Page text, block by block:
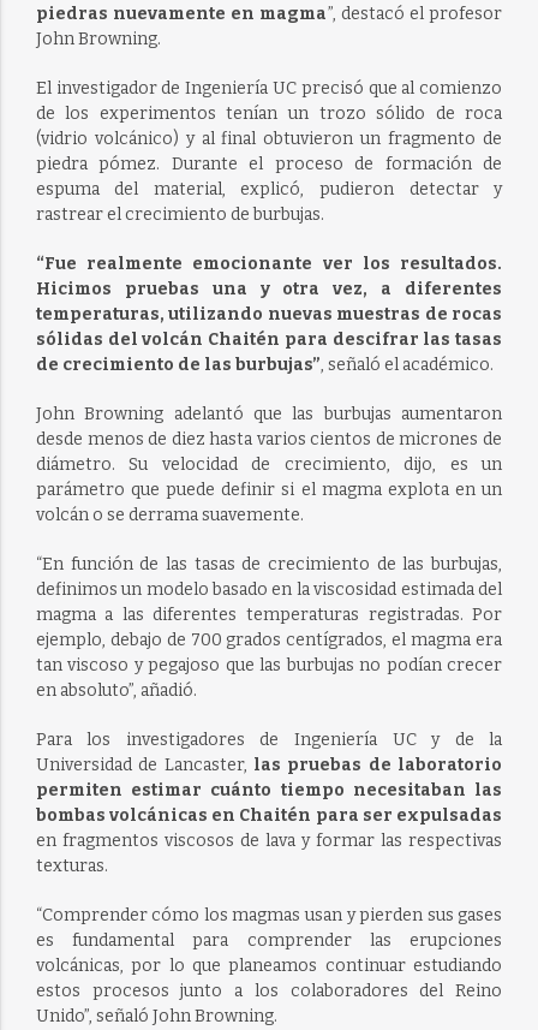
piedras nuevamente en magma”, destacó el profesor
John Browning.
El investigador de Ingeniería UC precisó que al comienzo
de los experimentos tenían un trozo sólido de roca
(vidrio volcánico) y al final obtuvieron un fragmento de
piedra pómez. Durante el proceso de formación de
espuma del material, explicó, pudieron detectar y
rastrear el crecimiento de burbujas.
“Fue realmente emocionante ver los resultados.
Hicimos pruebas una y otra vez, a diferentes
temperaturas, utilizando nuevas muestras de rocas
sólidas del volcán Chaitén para descifrar las tasas
de crecimiento de las burbujas”, señaló el académico.
John Browning adelantó que las burbujas aumentaron
desde menos de diez hasta varios cientos de micrones de
diámetro. Su velocidad de crecimiento, dijo, es un
parámetro que puede definir si el magma explota en un
volcán o se derrama suavemente.
“En función de las tasas de crecimiento de las burbujas,
definimos un modelo basado en la viscosidad estimada del
magma a las diferentes temperaturas registradas. Por
ejemplo, debajo de 700 grados centígrados, el magma era
tan viscoso y pegajoso que las burbujas no podían crecer
en absoluto”, añadió.
Para los investigadores de Ingeniería UC y de la
Universidad de Lancaster, las pruebas de laboratorio
permiten estimar cuánto tiempo necesitaban las
bombas volcánicas en Chaitén para ser expulsadas
en fragmentos viscosos de lava y formar las respectivas
texturas.
“Comprender cómo los magmas usan y pierden sus gases
es fundamental para comprender las erupciones
volcánicas, por lo que planeamos continuar estudiando
estos procesos junto a los colaboradores del Reino
Unido”, señaló John Browning.